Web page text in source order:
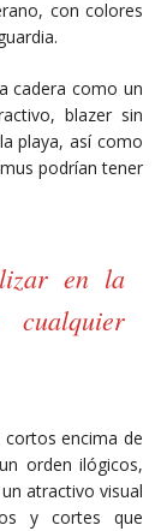
con colores
cadera como un
blazer sin
playa, así como
podrían tener
en la
encima de
orden ilógicos,
atractivo visual
y cortes que